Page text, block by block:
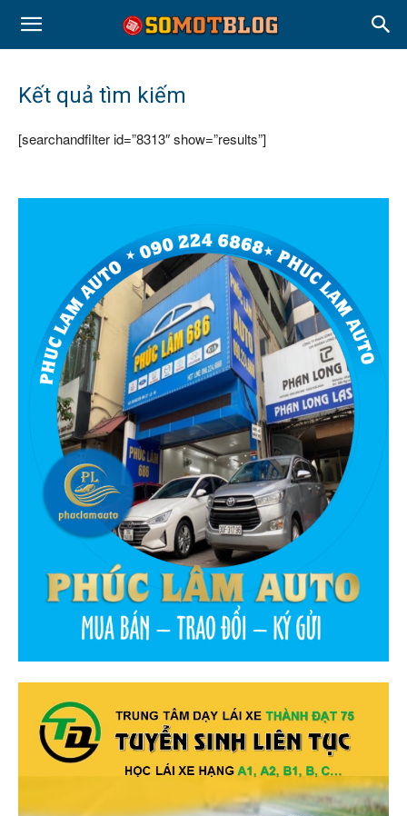
Kết quả tìm kiếm
[searchandfilter id=”8313″ show=”results”]